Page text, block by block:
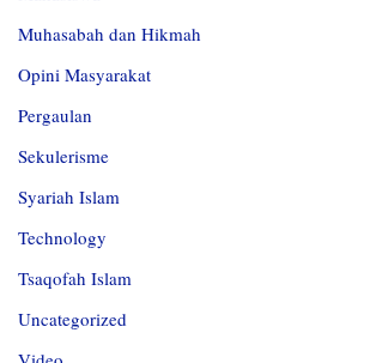
Muhasabah dan Hikmah
Opini Masyarakat
Pergaulan
Sekulerisme
Syariah Islam
Technology
Tsaqofah Islam
Uncategorized